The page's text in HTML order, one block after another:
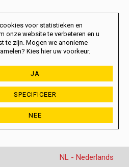
voor statistieken en
onze website te verbeteren en u
te zijn. Mogen we anonieme
Kies hier uw voorkeur.
JA
SPECIFICEER
NEE
NL - Nederlands